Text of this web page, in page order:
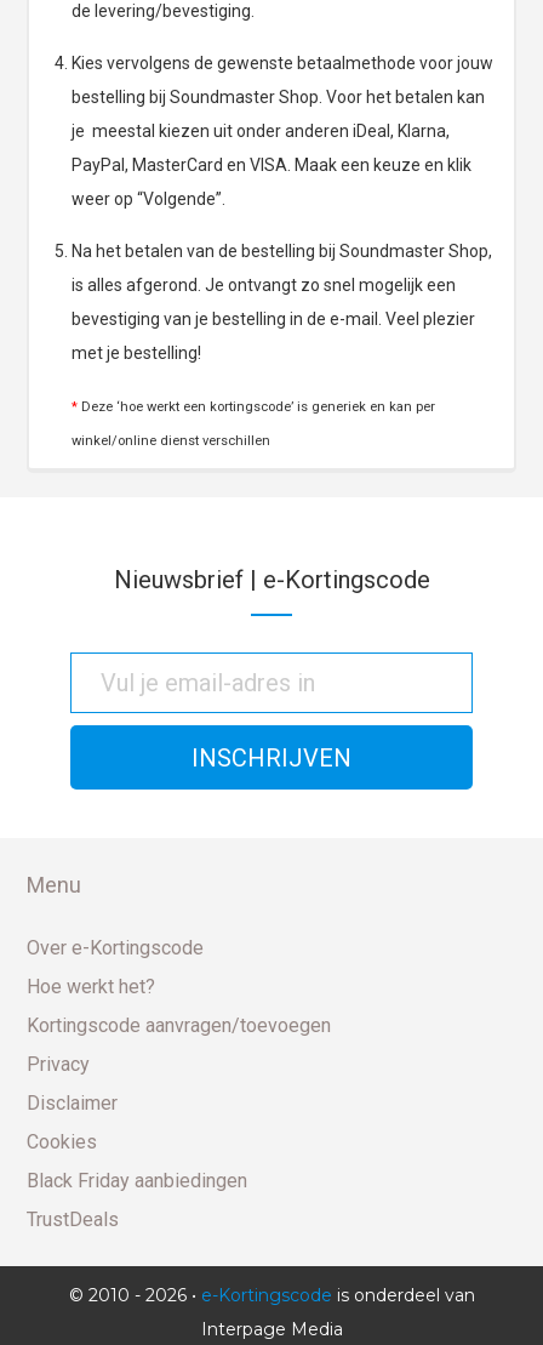
de levering/bevestiging.
Kies vervolgens de gewenste betaalmethode voor jouw
bestelling bij Soundmaster Shop. Voor het betalen kan
je meestal kiezen uit onder anderen iDeal, Klarna,
PayPal, MasterCard en VISA. Maak een keuze en klik
weer op “Volgende”.
Na het betalen van de bestelling bij Soundmaster Shop,
is alles afgerond. Je ontvangt zo snel mogelijk een
bevestiging van je bestelling in de e-mail. Veel plezier
met je bestelling!
* Deze ‘hoe werkt een kortingscode’ is generiek en kan per
winkel/online dienst verschillen
Nieuwsbrief | e-Kortingscode
Menu
Over e-Kortingscode
Hoe werkt het?
Kortingscode aanvragen/toevoegen
Privacy
Disclaimer
Cookies
Black Friday aanbiedingen
TrustDeals
© 2010 - 2026 • e-Kortingscode is onderdeel van
Interpage Media